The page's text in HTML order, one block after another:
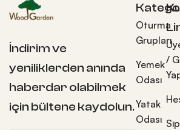
İndirim ve
yeniliklerden anında
haberdar olabilmek
için bültene kaydolun.
Oturma
Grupları
Yemek
Odası
Yatak
Odası
/